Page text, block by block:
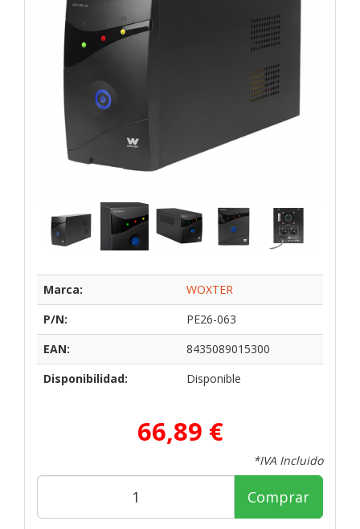
Marca:
WOXTER
P/N:
PE26-063
EAN:
8435089015300
Disponibilidad:
Disponible
66,89 €
*IVA Incluido
Comprar